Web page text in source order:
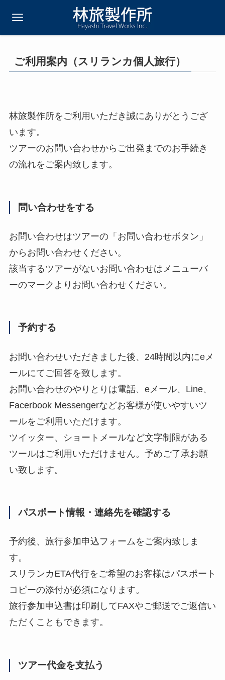
ご利用案内（スリランカ個人旅行）
林旅製作所をご利用いただき誠にありがとうござ
います。
ツアーのお問い合わせからご出発までのお手続き
の流れをご案内致します。
問い合わせをする
お問い合わせはツアーの「お問い合わせボタン」
からお問い合わせください。
該当するツアーがないお問い合わせはメニューバ
ーのマークよりお問い合わせください。
予約する
お問い合わせいただきました後、24時間以内にeメ
ールにてご回答を致します。
お問い合わせのやりとりは電話、eメール、Line、
Facerbook Messengerなどお客様が使いやすいツ
ールをご利用いただけます。
ツイッター、ショートメールなど文字制限がある
ツールはご利用いただけません。予めご了承お願
い致します。
パスポート情報・連絡先を確認する
予約後、旅行参加申込フォームをご案内致しま
す。
スリランカETA代行をご希望のお客様はパスポート
コピーの添付が必須になります。
旅行参加申込書は印刷してFAXやご郵送でご返信い
ただくこともできます。
ツアー代金を支払う